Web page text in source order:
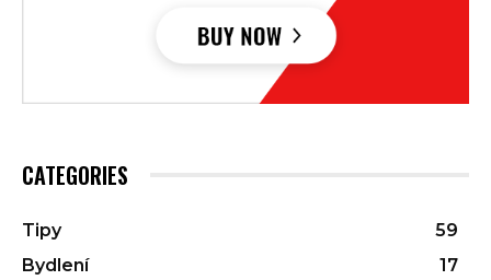
CATEGORIES
Tipy
59
Bydlení
17